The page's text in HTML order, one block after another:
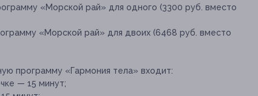
«Морской рай» для одного (3300 руб. вместо
«Морской рай» для двоих (6468 руб. вместо
программу «Гармония тела» входит:
— 15 минут;